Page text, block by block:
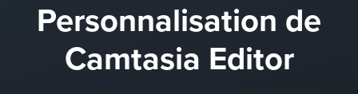
Personnalisation de
Camtasia Editor